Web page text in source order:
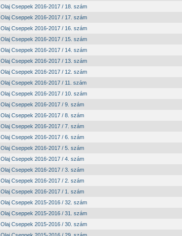
Olaj Cseppek 2016-2017 / 18. szám
Olaj Cseppek 2016-2017 / 17. szám
Olaj Cseppek 2016-2017 / 16. szám
Olaj Cseppek 2016-2017 / 15. szám
Olaj Cseppek 2016-2017 / 14. szám
Olaj Cseppek 2016-2017 / 13. szám
Olaj Cseppek 2016-2017 / 12. szám
Olaj Cseppek 2016-2017 / 11. szám
Olaj Cseppek 2016-2017 / 10. szám
Olaj Cseppek 2016-2017 / 9. szám
Olaj Cseppek 2016-2017 / 8. szám
Olaj Cseppek 2016-2017 / 7. szám
Olaj Cseppek 2016-2017 / 6. szám
Olaj Cseppek 2016-2017 / 5. szám
Olaj Cseppek 2016-2017 / 4. szám
Olaj Cseppek 2016-2017 / 3. szám
Olaj Cseppek 2016-2017 / 2. szám
Olaj Cseppek 2016-2017 / 1. szám
Olaj Cseppek 2015-2016 / 32. szám
Olaj Cseppek 2015-2016 / 31. szám
Olaj Cseppek 2015-2016 / 30. szám